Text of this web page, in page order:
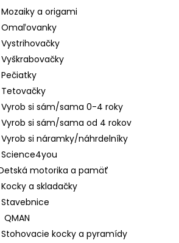
Mozaiky a origami
Omaľovanky
Vystrihovačky
Vyškrabovačky
Pečiatky
Tetovačky
Vyrob si sám/sama 0-4 roky
Vyrob si sám/sama od 4 rokov
Vyrob si náramky/náhrdelníky
Science4you
motorika a pamäť
Kocky a skladačky
Stavebnice
QMAN
Stohovacie kocky a pyramídy